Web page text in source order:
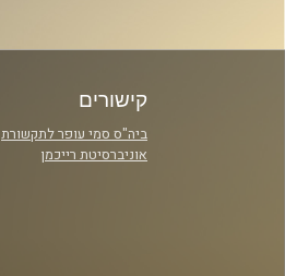
קישורים
ביה"ס סמי עופר לתקשורת
אוניברסיטת רייכמן